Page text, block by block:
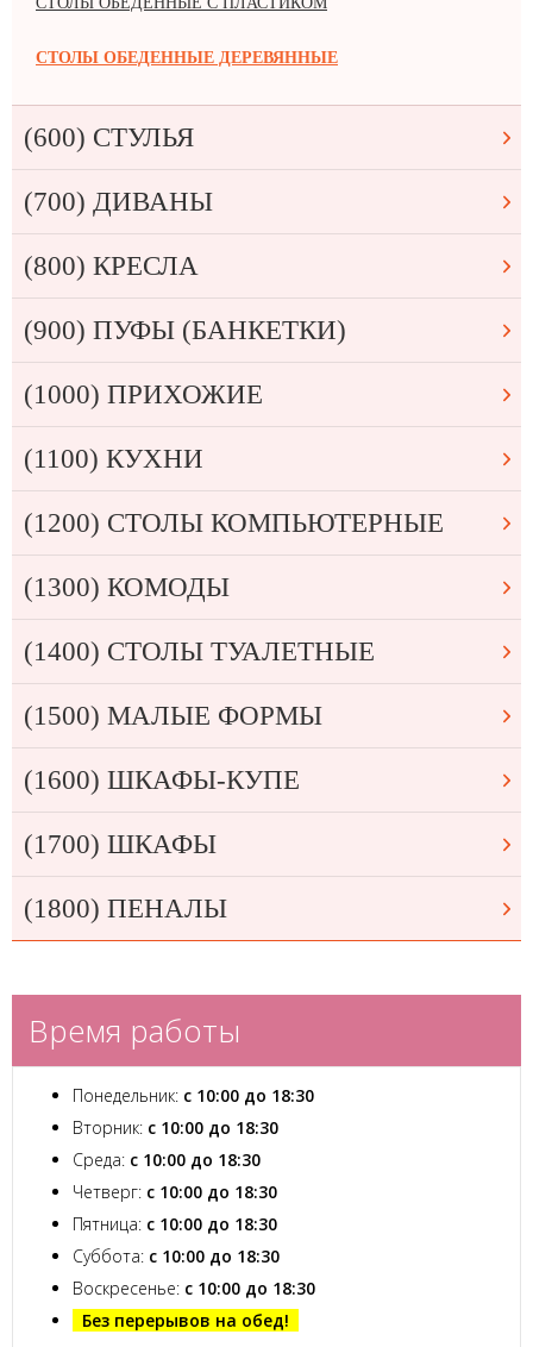
СТОЛЫ ОБЕДЕННЫЕ ДЕРЕВЯННЫЕ
(600) СТУЛЬЯ
(700) ДИВАНЫ
(800) КРЕСЛА
(900) ПУФЫ (БАНКЕТКИ)
(1000) ПРИХОЖИЕ
(1100) КУХНИ
(1200) СТОЛЫ КОМПЬЮТЕРНЫЕ
(1300) КОМОДЫ
(1400) СТОЛЫ ТУАЛЕТНЫЕ
(1500) МАЛЫЕ ФОРМЫ
(1600) ШКАФЫ-КУПЕ
(1700) ШКАФЫ
(1800) ПЕНАЛЫ
Время работы
Понедельник: с 10:00 до 18:30
Вторник: с 10:00 до 18:30
Среда: с 10:00 до 18:30
Четверг: с 10:00 до 18:30
Пятница: с 10:00 до 18:30
Суббота: с 10:00 до 18:30
Воскресенье: с 10:00 до 18:30
Без перерывов на обед!